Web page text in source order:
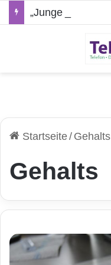
Startseite/ Gehalts
Gehalts